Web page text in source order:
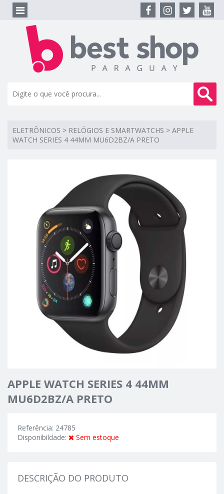
ELETRÔNICOS > RELÓGIOS E SMARTWATCHS > APPLE
WATCH SERIES 4 44MM MU6D2BZ/A PRETO
APPLE WATCH SERIES 4 44MM
MU6D2BZ/A PRETO
Referência: 24785
Disponibildade:
Sem estoque
DESCRIÇÃO DO PRODUTO